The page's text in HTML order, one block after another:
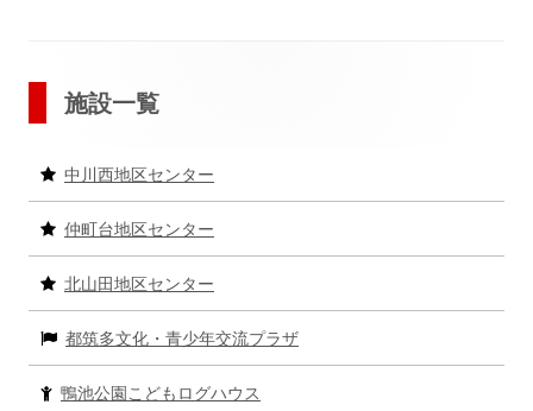
の
ペ
ー
ジ
送
り
メ
ン
サ
イ
ド
バ
施設一覧
中川西地区センター
仲町台地区センター
北山田地区センター
都筑多文化・青少年交流プラザ
鴨池公園こどもログハウス